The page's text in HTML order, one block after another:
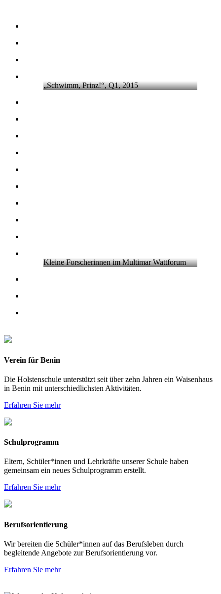
„Schwimm, Prinz!“, Q1, 2015
Kleine Forscherinnen im Multimar Wattforum
Verein für Benin
Die Holstenschule unterstützt seit über zehn Jahren ein Waisenhaus
in Benin mit unterschiedlichsten Aktivitäten.
Erfahren Sie mehr
Schulprogramm
Eltern, Schüler*innen und Lehrkräfte unserer Schule haben
gemeinsam ein neues Schulprogramm erstellt.
Erfahren Sie mehr
Berufsorientierung
Wir bereiten die Schüler*innen auf das Berufsleben durch
begleitende Angebote zur Berufsorientierung vor.
Erfahren Sie mehr